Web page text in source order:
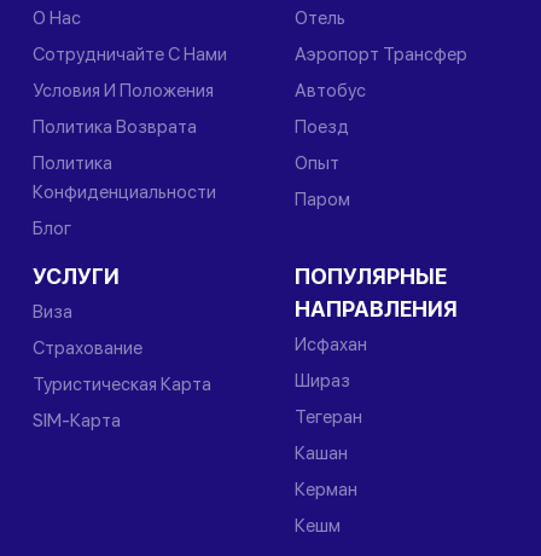
О Нас
Сотрудничайте С Нами
Условия И Положения
Политика Возврата
Политика
Конфиденциальности
Блог
Отель
Аэропорт Трансфер
Автобус
Поезд
Опыт
Паром
УСЛУГИ
Виза
Страхование
Туристическая Карта
SIM-Карта
ПОПУЛЯРНЫЕ
НАПРАВЛЕНИЯ
Исфахан
Шираз
Тегеран
Кашан
Керман
Кешм